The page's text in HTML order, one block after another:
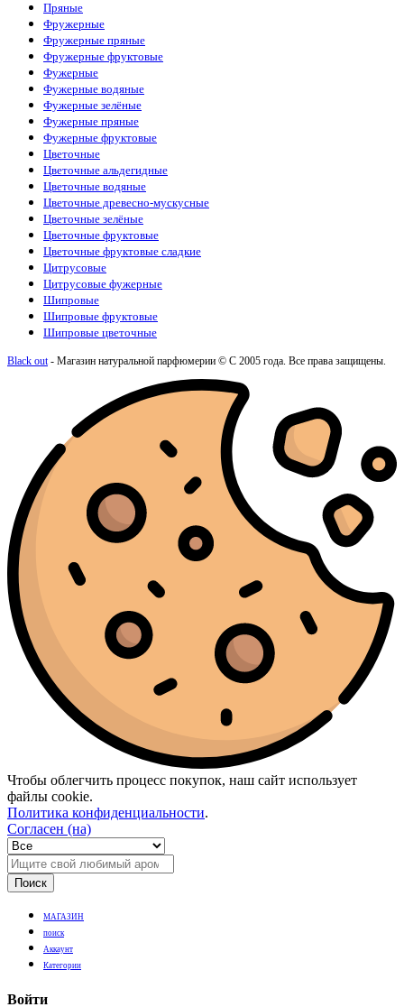
Пряные
Фружерные
Фружерные пряные
Фружерные фруктовые
Фужерные
Фужерные водяные
Фужерные зелёные
Фужерные пряные
Фужерные фруктовые
Цветочные
Цветочные альдегидные
Цветочные водяные
Цветочные древесно-мускусные
Цветочные зелёные
Цветочные фруктовые
Цветочные фруктовые сладкие
Цитрусовые
Цитрусовые фужерные
Шипровые
Шипровые фруктовые
Шипровые цветочные
Black out- Магазин натуральной парфюмерии © С 2005 года. Все права защищены.
Чтобы облегчить процесс покупок, наш сайт использует
файлы cookie.
Политика конфиденциальности.
Согласен (на)
Поиск
МАГАЗИН
поиск
Аккаунт
Категории
Войти